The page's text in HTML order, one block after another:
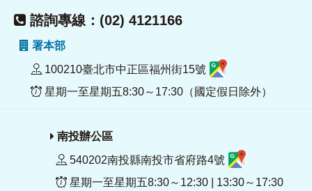
諮詢專線：(02) 4121166
署本部
100210臺北市中正區福州街15號
星期一至星期五8:30～17:30（國定假日除外）
南投辦公區
540202南投縣南投市省府路4號
星期一至星期五8:30～12:30 | 13:30～17:30